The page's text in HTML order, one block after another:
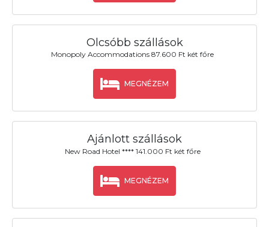
Olcsóbb szállások
Monopoly Accommodations 87.600 Ft két főre
MEGNÉZEM
Ajánlott szállások
New Road Hotel **** 141.000 Ft két főre
MEGNÉZEM